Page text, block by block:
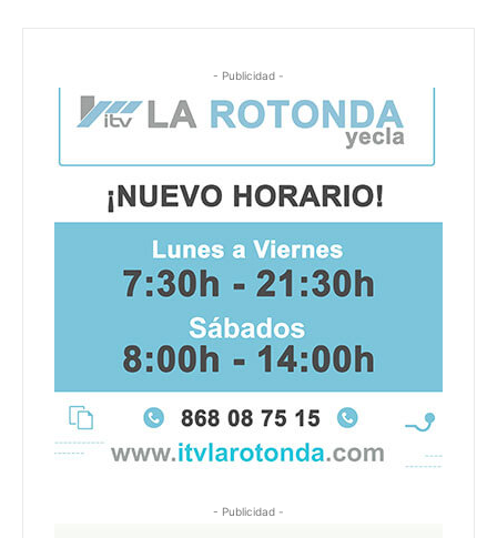
- Publicidad -
- Publicidad -